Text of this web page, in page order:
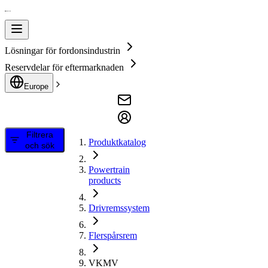
Lösningar för fordonsindustrin
Reservdelar för eftermarknaden
Europe
Filtrera
och sök
Produktkatalog
Powertrain
products
Drivremssystem
Flerspårsrem
VKMV